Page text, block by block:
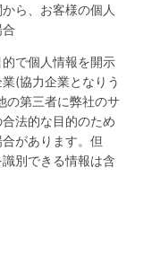
ら、お客様の個人
で個人情報を開示
(協力企業となりう
の第三者に弊社のサ
法的な目的のため
があります。但
別できる情報は含